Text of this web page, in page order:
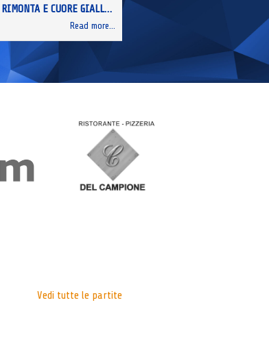
VISCONTI IN FINALE! RIMONTA E CUORE GIALLO-BLU NELLA SEMIFINALE DR2!
Read more...
Vedi tutte le partite